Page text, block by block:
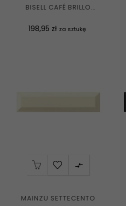
BISELL CAFÉ BRILLO
Cena
198,95 zł za sztukę

MAINZU SETTECENTO